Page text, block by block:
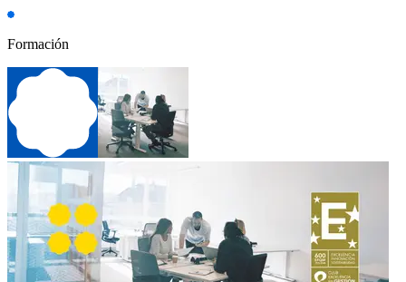
Formación